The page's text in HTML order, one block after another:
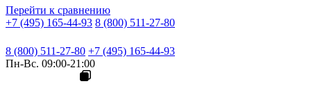
Перейти к сравнению
+7 (495) 165-44-93 8 (800) 511-27-80
8 (800) 511-27-80 +7 (495) 165-44-93
Пн-Вс. 09:00-21:00